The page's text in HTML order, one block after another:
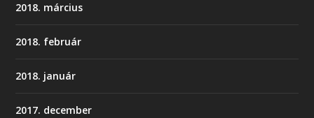
2018. március
2018. február
2018. január
2017. december